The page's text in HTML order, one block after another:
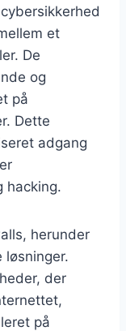
et
De
og
på
Dette
adgang
hacking.
herunder
der
på